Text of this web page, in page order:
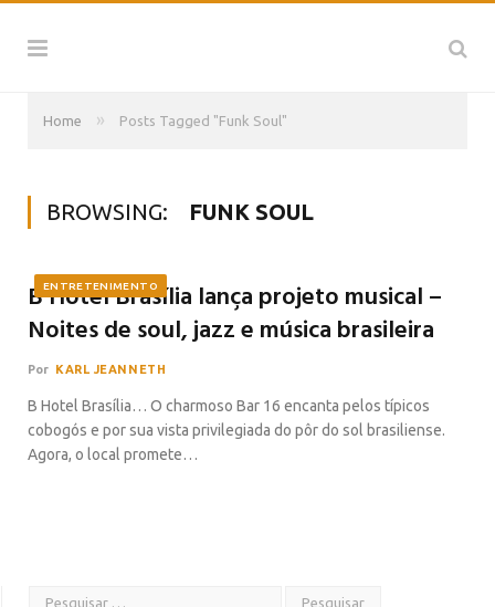
Home » Posts Tagged "Funk Soul"
BROWSING: FUNK SOUL
ENTRETENIMENTO
B Hotel Brasília lança projeto musical –
Noites de soul, jazz e música brasileira
Por KARL JEANNETH
B Hotel Brasília… O charmoso Bar 16 encanta pelos típicos
cobogós e por sua vista privilegiada do pôr do sol brasiliense.
Agora, o local promete…